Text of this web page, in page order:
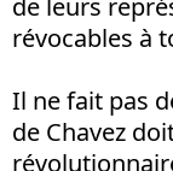
de leurs
révocables à
Il ne fait pas
de Chavez